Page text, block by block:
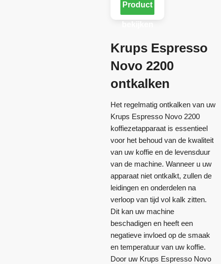
Product
Krups Espresso
Novo 2200
ontkalken
Het regelmatig ontkalken van uw
Krups Espresso Novo 2200
koffiezetapparaat is essentieel
voor het behoud van de kwaliteit
van uw koffie en de levensduur
van de machine. Wanneer u uw
apparaat niet ontkalkt, zullen de
leidingen en onderdelen na
verloop van tijd vol kalk zitten.
Dit kan uw machine
beschadigen en heeft een
negatieve invloed op de smaak
en temperatuur van uw koffie.
Door uw Krups Espresso Novo